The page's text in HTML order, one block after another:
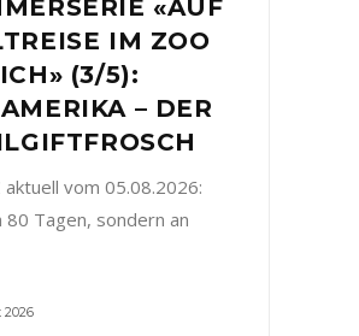
«AUF
IM ZOO
(3/5):
– DER
aktuell vom 05.08.2026:
80 Tagen, sondern an
2026